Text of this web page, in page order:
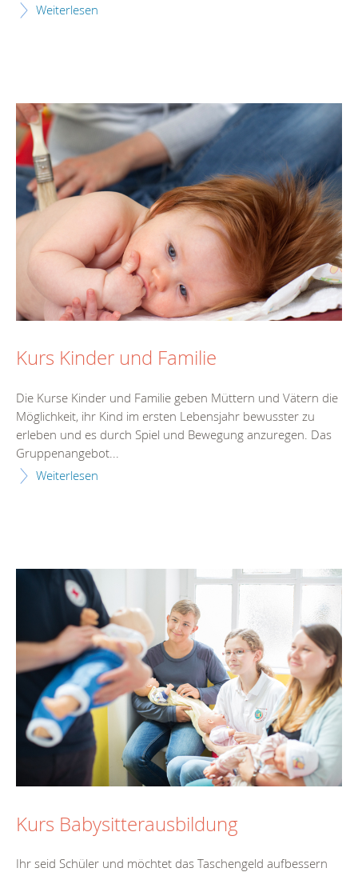
Weiterlesen
Kurs Kinder und Familie
Die Kurse Kinder und Familie geben Müttern und Vätern die
Möglichkeit, ihr Kind im ersten Lebensjahr bewusster zu
erleben und es durch Spiel und Bewegung anzuregen. Das
Gruppenangebot...
Weiterlesen
Kurs Babysitterausbildung
Ihr seid Schüler und möchtet das Taschengeld aufbessern